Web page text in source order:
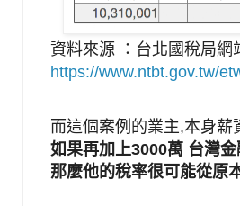
資料來源 ：台北國稅局網
https://www.ntbt.gov.tw/
而這個案例的業主,本身薪
如果再加上3000萬 台灣
那麼他的稅率很可能從原